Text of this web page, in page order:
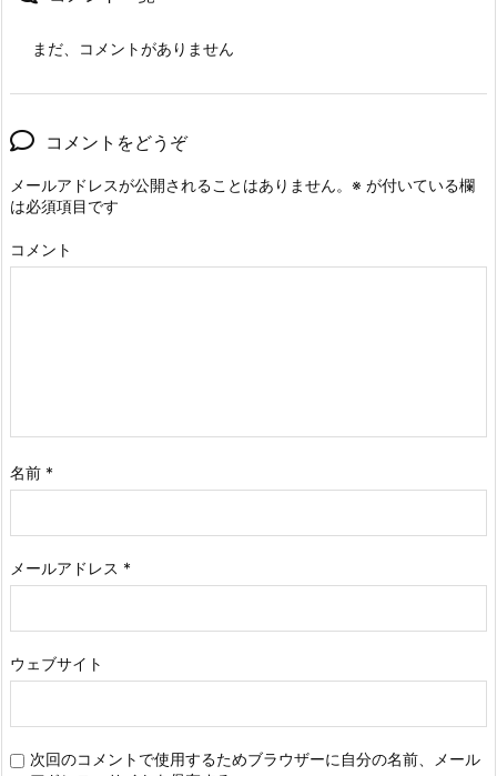
まだ、コメントがありません
コメントをどうぞ
メールアドレスが公開されることはありません。 ※ が付いている欄
は必須項目です
コメント
名前 *
メールアドレス *
ウェブサイト
次回のコメントで使用するためブラウザーに自分の名前、メール